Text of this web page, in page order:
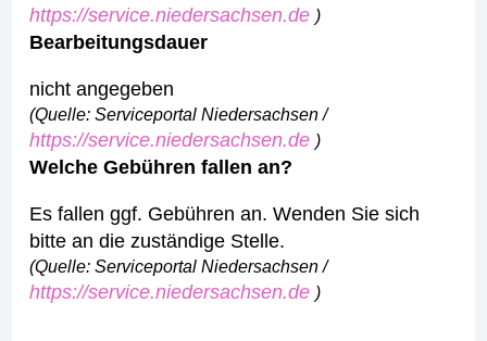
https://service.niedersachsen.de )
Bearbeitungsdauer
nicht angegeben
(Quelle: Serviceportal Niedersachsen /
https://service.niedersachsen.de )
Welche Gebühren fallen an?
Es fallen ggf. Gebühren an. Wenden Sie sich
bitte an die zuständige Stelle.
(Quelle: Serviceportal Niedersachsen /
https://service.niedersachsen.de )